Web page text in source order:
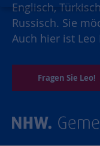
Englisch,
Russisch. Sie
Auch hier ist
Fragen Sie Leo!